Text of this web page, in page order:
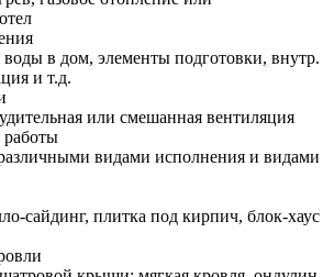
воды в дом, элементы подготовки, внутр.
и т.д.
или смешанная вентиляция
видами исполнения и видами
сайдинг, плитка под кирпич, блок-хаус